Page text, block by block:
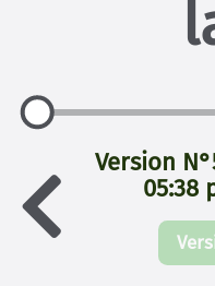
Version
05:38